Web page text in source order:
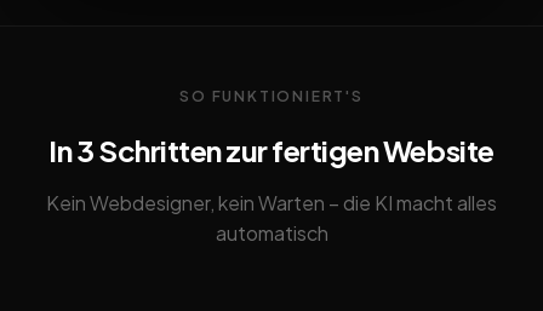
SO FUNKTIONIERT'S
In 3 Schritten zur fertigen Website
Kein Webdesigner, kein Warten – die KI macht alles
automatisch